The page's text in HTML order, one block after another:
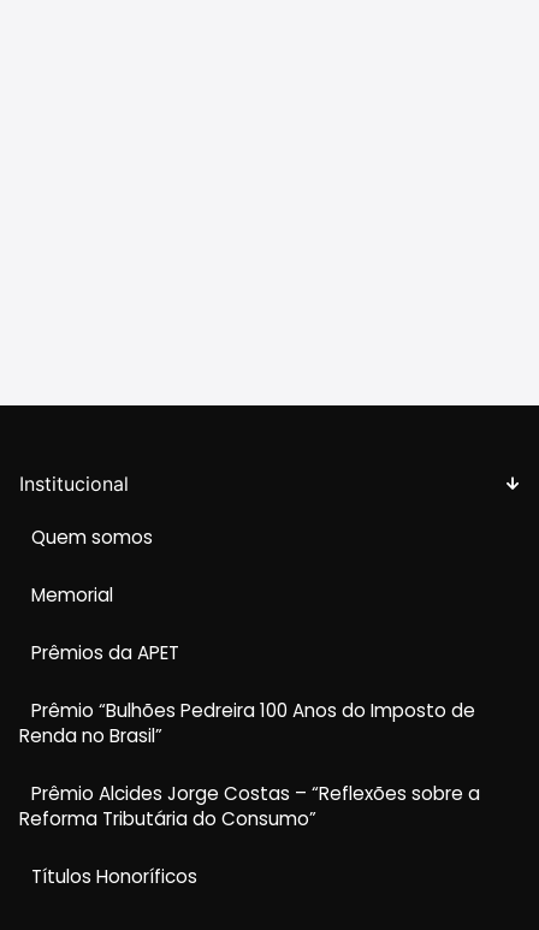
Institucional
Quem somos
Memorial
Prêmios da APET
Prêmio “Bulhões Pedreira 100 Anos do Imposto de
Renda no Brasil”
Prêmio Alcides Jorge Costas – “Reflexões sobre a
Reforma Tributária do Consumo”
Títulos Honoríficos